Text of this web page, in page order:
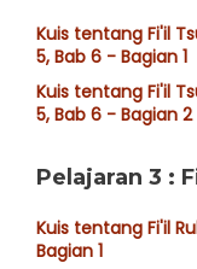
Kuis tentang Fi'il
5, Bab 6 - Bagian 1
Kuis tentang Fi'il
5, Bab 6 - Bagian 2
Pelajaran 3 :
Kuis tentang Fi'il
Bagian 1